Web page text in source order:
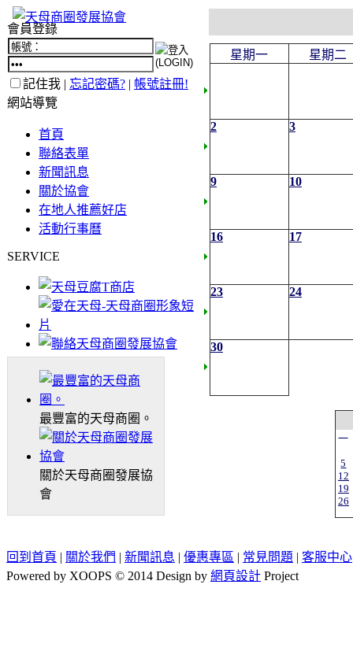
會員登錄
記住我 | 忘記密碼? | 帳號註冊!
網站導覽
首頁
聯絡表單
新聞訊息
關於協會
在地人推薦好店
活動行事曆
SERVICE
最豐富的天母商圈。
關於天母商圈發展協
會
星期一 星期二
2 3
9 10
16 17
23 24
30
一
5
12
19
26
回到首頁 | 關於我們 | 新聞訊息 | 優惠專區 | 常見問題 | 客服中心
Powered by XOOPS © 2014 Design by 網頁設計 Project